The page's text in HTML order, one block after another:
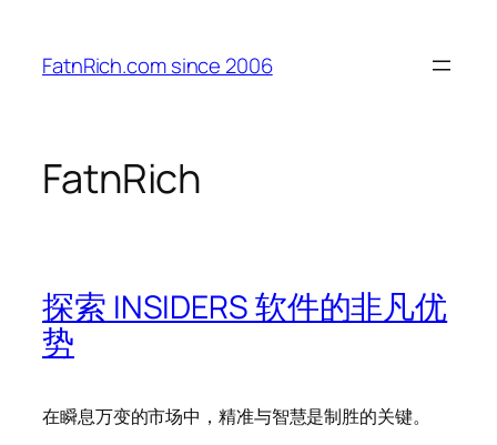
FatnRich.com since 2006
FatnRich
探索 INSIDERS 软件的非凡优
势
在瞬息万变的市场中，精准与智慧是制胜的关键。